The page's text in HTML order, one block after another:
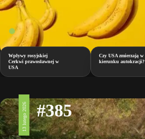
Wpływy rosyjskiej
Cerkwi prawosławnej w
USA
Czy USA zmierzają w
kierunku autokracji?
13 lutego 2026 #385